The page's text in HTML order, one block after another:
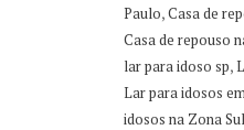
Paulo,Casa de
Casa de repouso
lar para idoso sp,
Lar para idosos
idosos na Zona Sul